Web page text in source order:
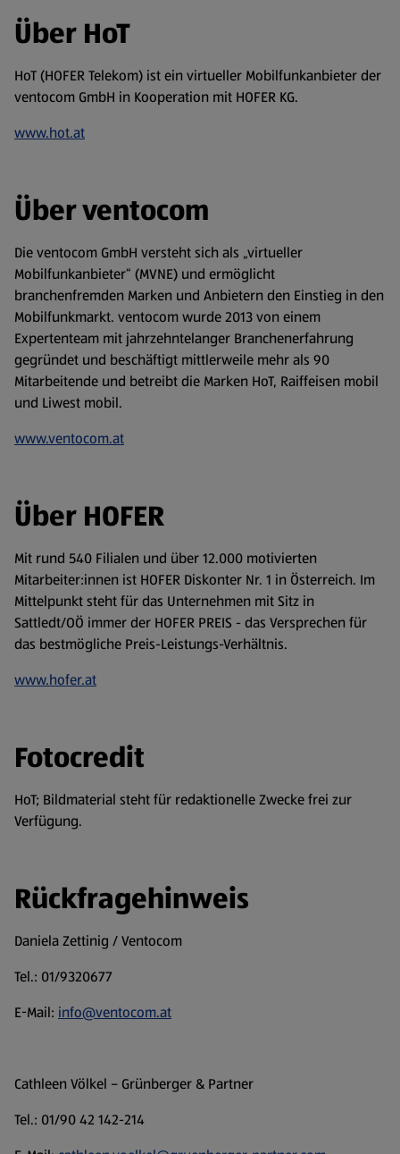
Über HoT
HoT (HOFER Telekom) ist ein virtueller Mobilfunkanbieter der
ventocom GmbH in Kooperation mit HOFER KG.
www.hot.at
Über ventocom
Die ventocom GmbH versteht sich als „virtueller
Mobilfunkanbieter“ (MVNE) und ermöglicht
branchenfremden Marken und Anbietern den Einstieg in den
Mobilfunkmarkt. ventocom wurde 2013 von einem
Expertenteam mit jahrzehntelanger Branchenerfahrung
gegründet und beschäftigt mittlerweile mehr als 90
Mitarbeitende und betreibt die Marken HoT, Raiffeisen mobil
und Liwest mobil.
www.ventocom.at
Über HOFER
Mit rund 540 Filialen und über 12.000 motivierten
Mitarbeiter:innen ist HOFER Diskonter Nr. 1 in Österreich. Im
Mittelpunkt steht für das Unternehmen mit Sitz in
Sattledt/OÖ immer der HOFER PREIS - das Versprechen für
das bestmögliche Preis-Leistungs-Verhältnis.
www.hofer.at
Fotocredit
HoT; Bildmaterial steht für redaktionelle Zwecke frei zur
Verfügung.
Rückfragehinweis
Daniela Zettinig / Ventocom
Tel.: 01/9320677
E-Mail: info@ventocom.at
Cathleen Völkel – Grünberger & Partner
Tel.: 01/90 42 142-214